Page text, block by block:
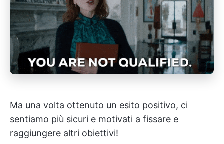
Ma una volta ottenuto un esito positivo, ci
sentiamo più sicuri e motivati a fissare e
raggiungere altri obiettivi!